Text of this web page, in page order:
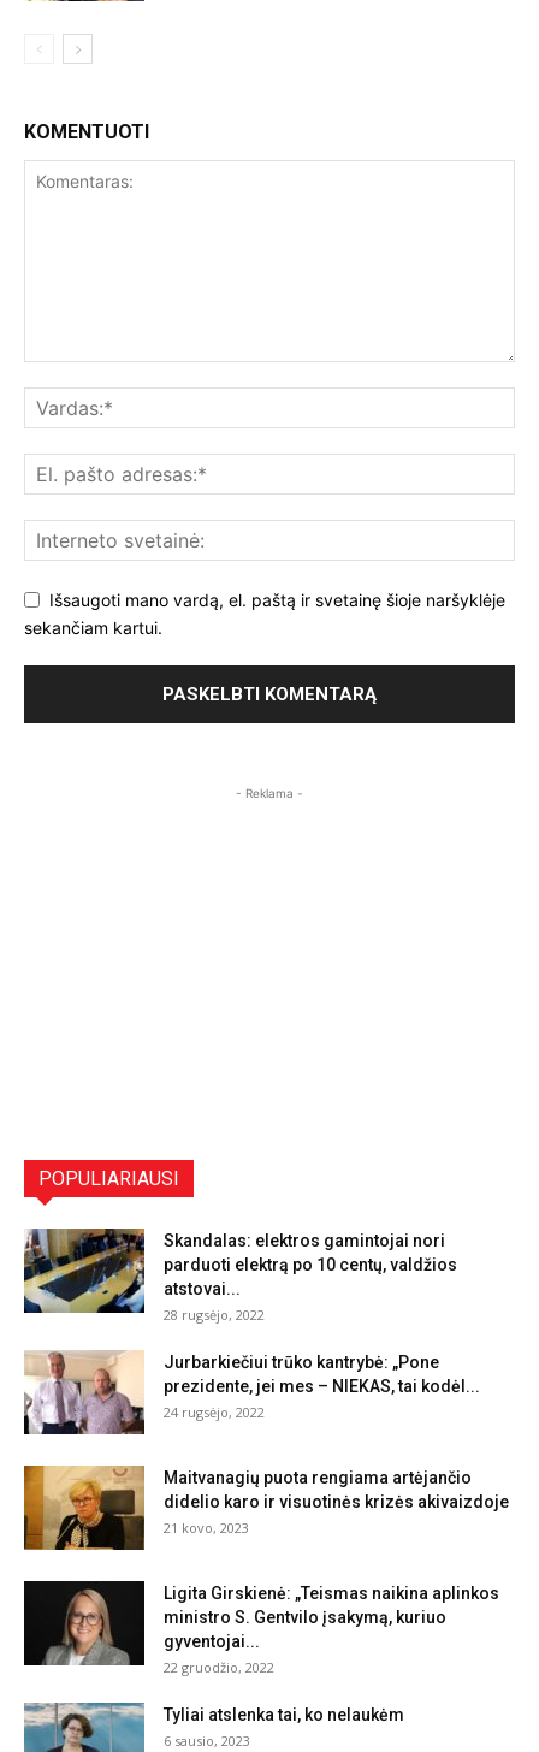
KOMENTUOTI
Išsaugoti mano vardą, el. paštą ir svetainę šioje naršyklėje
sekančiam kartui.
- Reklama -
POPULIARIAUSI
Skandalas: elektros gamintojai nori
parduoti elektrą po 10 centų, valdžios
atstovai...
28 rugsėjo, 2022
Jurbarkiečiui trūko kantrybė: „Pone
prezidente, jei mes – NIEKAS, tai kodėl...
24 rugsėjo, 2022
Maitvanagių puota rengiama artėjančio
didelio karo ir visuotinės krizės akivaizdoje
21 kovo, 2023
Ligita Girskienė: „Teismas naikina aplinkos
ministro S. Gentvilo įsakymą, kuriuo
gyventojai...
22 gruodžio, 2022
Tyliai atslenka tai, ko nelaukėm
6 sausio, 2023